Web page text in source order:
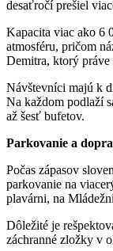
desaťročí prešiel
Kapacita viac ako 6
atmosféru, pričom
Demitra, ktorý práve
Návštevníci majú k
Na každom podlaží
až šesť bufetov.
Parkovanie a
Počas zápasov
parkovanie na
plavárni, na
Dôležité je
záchranné zložky v